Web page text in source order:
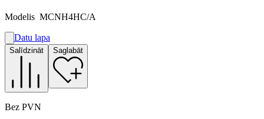
Modelis MCNH4HC/A
A
G
Datu lapa
Salīdzināt Saglabāt
Bez PVN